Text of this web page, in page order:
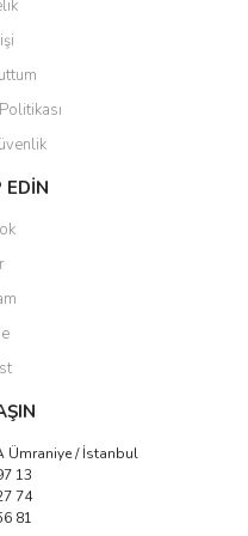
EDİN
Ümraniye / İstanbul
13
74
81